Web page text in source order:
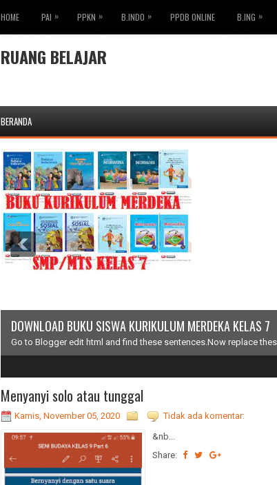
HOME PAI » PPKN » B.INDO » PPDB ONLINE B.ING »
RUANG BELAJAR
BERANDA
TUTORIAL MEMBUAT PERENCANAAN BULAN JULI-DESEMBER
Go to Blogger edit html and find these sentences.Now replace
Menyanyi solo atau tunggal
Kamis, November 05, 2020
Tidak ada komentar:
&nb...
Share: